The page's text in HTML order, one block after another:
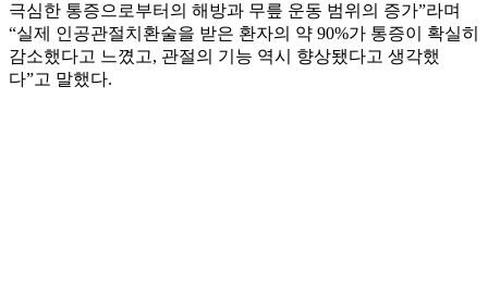
극심한 통증으로부터의 해방과 무릎 운동 범위의 증가”라며
“실제 인공관절치환술을 받은 환자의 약 90%가 통증이 확실히
감소했다고 느꼈고, 관절의 기능 역시 향상됐다고 생각했
다”고 말했다.